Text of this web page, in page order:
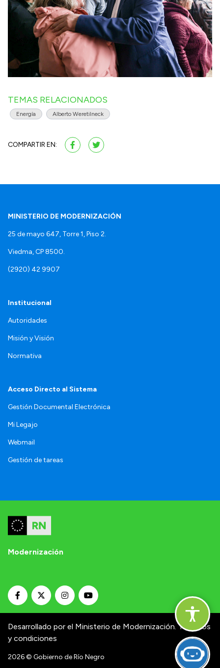
TEMAS RELACIONADOS
Energía Alberto Weretilneck
COMPARTIR EN:
MINISTERIO DE MODERNIZACIÓN
25 de mayo 647, Torre 1, Piso 2.
Viedma, CP 8500.
(2920) 42 9907
Institucional
Autoridades
Misión y Visión
Normativa
Acceso Directo al Sistema
Gestión Documental Electrónica
Mi Legajo
Webmail
Gestión de tareas
Modernización
Desarrollado por el Ministerio de Modernización. Términos
y condiciones
2026© Gobierno de Río Negro